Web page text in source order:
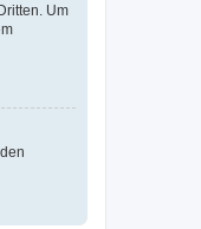
Um